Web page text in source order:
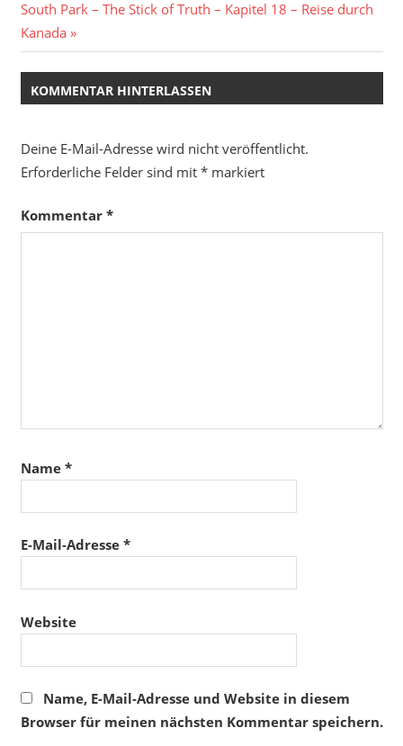
Nächster
Beitrag:
South Park – The Stick of Truth – Kapitel 18 – Reise durch
Kanada
KOMMENTAR HINTERLASSEN
Deine E-Mail-Adresse wird nicht veröffentlicht.
Erforderliche Felder sind mit *markiert
Kommentar *
Name *
E-Mail-Adresse *
Website
Name, E-Mail-Adresse und Website in diesem
Browser für meinen nächsten Kommentar speichern.